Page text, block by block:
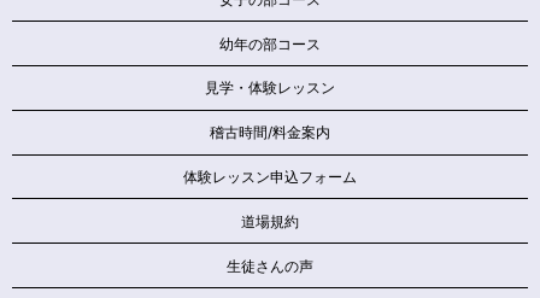
幼年の部コース
見学・体験レッスン
稽古時間/料金案内
体験レッスン申込フォーム
道場規約
生徒さんの声